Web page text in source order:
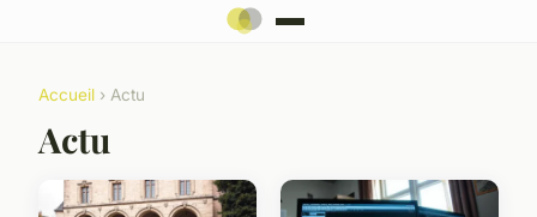
Accueil › Actu
Actu